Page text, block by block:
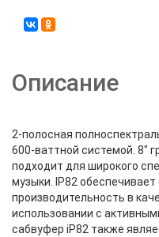
Описание
2-полосная
600-ваттной системой. 8"
подходит для широкого
музыки. IP82
производительность в
использовании с
сабвуфер iP82 также